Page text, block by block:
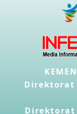
Penyakit
Argentina
Penyakit
Kasus
Kamboja
Direktorat
Direktorat